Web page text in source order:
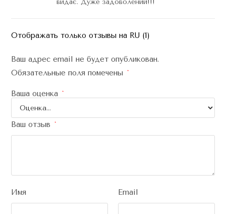
видає. Дуже задоволений!!!
Отображать только отзывы на RU (1)
Ваш адрес email не будет опубликован.
Обязательные поля помечены
*
Ваша оценка *
Ваш отзыв *
Имя Email